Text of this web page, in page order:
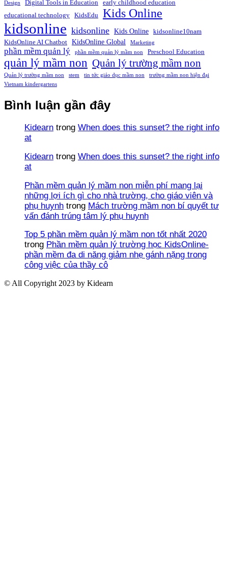
Design
Digital Tools in Education
early childhood education
educational technology
KidsEdu Kids Online
kidsonline kidsonline Kids Online
kidsonline10nam
KidsOnline AI Chatbot
KidsOnline Global Marketing
phần mềm quản lý phần mềm quản lý mầm non Preschool Education
quản lý mầm non Quản lý trường mầm non
Quản lý trường mầm non stem tin tức giáo dục mầm non
trường mầm non hiện đại
Vietnam kindergartens
Bình luận gần đây
Kidearn trong When does this sunset? the right info
at
Kidearn trong When does this sunset? the right info
at
Phần mềm quản lý mầm non miễn phí mang lại
những lợi ích gì cho nhà trường, cho giáo viên và
phụ huynh trong Mách trường mầm non bí quyết tư
vấn đánh trúng tâm lý phụ huynh
Top 5 phần mềm quản lý mầm non tốt nhất 2020
trong Phần mềm quản lý trường học KidsOnline-
phần mềm đa di năng giảm nhẹ gánh nặng trong
công việc của thầy cô
© All Copyright 2023 by Kidearn